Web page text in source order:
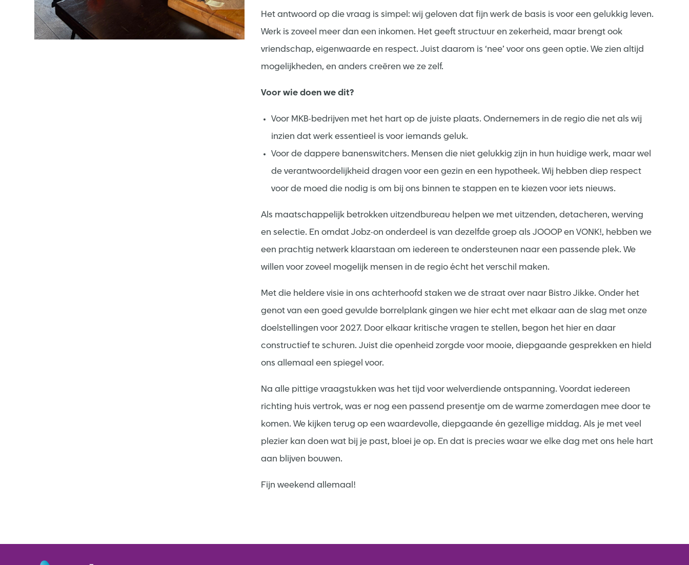
Het antwoord op die vraag is simpel: wij geloven dat fijn werk de basis is voor een gelukkig leven.
Werk is zoveel meer dan een inkomen. Het geeft structuur en zekerheid, maar brengt ook
vriendschap, eigenwaarde en respect. Juist daarom is ‘nee’ voor ons geen optie. We zien altijd
mogelijkheden, en anders creëren we ze zelf.
Voor wie doen we dit?
Voor MKB-bedrijven met het hart op de juiste plaats. Ondernemers in de regio die net als wij
inzien dat werk essentieel is voor iemands geluk.
Voor de dappere banenswitchers. Mensen die niet gelukkig zijn in hun huidige werk, maar wel
de verantwoordelijkheid dragen voor een gezin en een hypotheek. Wij hebben diep respect
voor de moed die nodig is om bij ons binnen te stappen en te kiezen voor iets nieuws.
Als maatschappelijk betrokken uitzendbureau helpen we met uitzenden, detacheren, werving
en selectie. En omdat Jobz-on onderdeel is van dezelfde groep als JOOOP en VONK!, hebben we
een prachtig netwerk klaarstaan om iedereen te ondersteunen naar een passende plek. We
willen voor zoveel mogelijk mensen in de regio écht het verschil maken.
Met die heldere visie in ons achterhoofd staken we de straat over naar Bistro Jikke. Onder het
genot van een goed gevulde borrelplank gingen we hier echt met elkaar aan de slag met onze
doelstellingen voor 2027. Door elkaar kritische vragen te stellen, begon het hier en daar
constructief te schuren. Juist die openheid zorgde voor mooie, diepgaande gesprekken en hield
ons allemaal een spiegel voor.
Na alle pittige vraagstukken was het tijd voor welverdiende ontspanning. Voordat iedereen
richting huis vertrok, was er nog een passend presentje om de warme zomerdagen mee door te
komen. We kijken terug op een waardevolle, diepgaande én gezellige middag. Als je met veel
plezier kan doen wat bij je past, bloei je op. En dat is precies waar we elke dag met ons hele hart
aan blijven bouwen.
Fijn weekend allemaal!